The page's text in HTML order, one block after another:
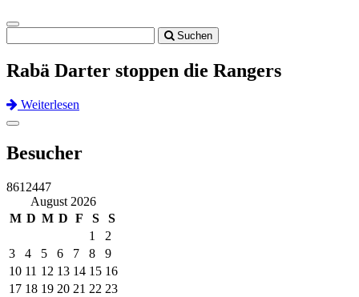
Toggle
navigation
Suchen
Rabä Darter stoppen die Rangers
Weiterlesen
Previous
Next
Toggle
Besucher
8612447
August 2026
M D M D F S S
1
2
3
4 5 6 7 8
9
10 11 12 13 14 15 16
17 18 19 20 21 22 23